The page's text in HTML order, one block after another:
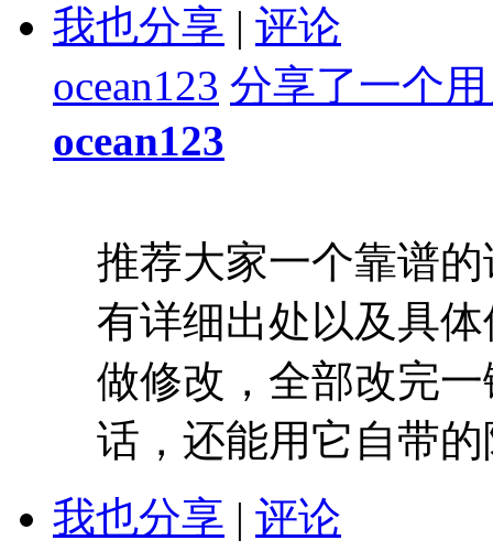
我也分享 | 评论
ocean123 分享了一个
ocean123
推荐大家一个靠谱
有详细出处以及具
做修改，全部改完
话，还能用它自带
我也分享 | 评论